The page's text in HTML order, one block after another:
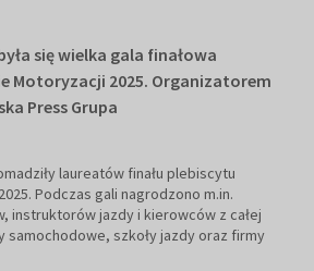
się wielka gala finałowa
Motoryzacji 2025. Organizatorem
Press Grupa
laureatów finału plebiscytu
Podczas gali nagrodzono m.in.
instruktorów jazdy i kierowców z całej
samochodowe, szkoły jazdy oraz firmy